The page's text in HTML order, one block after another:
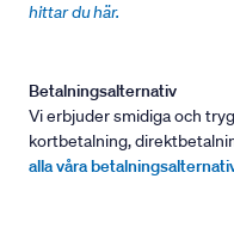
hittar du här.
Betalningsalternativ
Vi erbjuder smidiga och
kortbetalning,
alla våra